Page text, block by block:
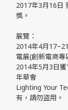
2017年3月16日
獎。
展覽：
2014年4月
電展(創新電商專
2014年5月3日
年華會
Lighting Your
有，請勿盜用。